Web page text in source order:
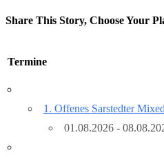
Share This Story, Choose Your
Mail
Termine
1. Offenes Sarstedter
01.08.2026 -